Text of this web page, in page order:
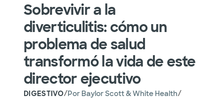
Sobrevivir a la
diverticulitis: cómo un
problema de salud
transformó la vida de este
director ejecutivo
DIGESTIVO/Por Baylor Scott & White Health/